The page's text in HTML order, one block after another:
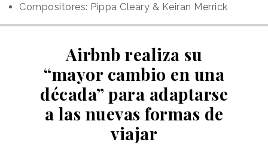
Compositores: Pippa Cleary & Keiran Merrick
Airbnb realiza su
“mayor cambio en una
década” para adaptarse
a las nuevas formas de
viajar